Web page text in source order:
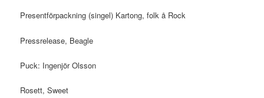
Presentförpackning (singel) Kartong, folk å Rock
Pressrelease, Beagle
Puck: Ingenjör Olsson
Rosett, Sweet